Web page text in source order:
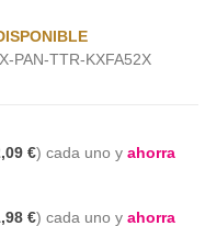
PAN-TTR-KXFA52X
€ cada uno y ahorra
€ cada uno y ahorra